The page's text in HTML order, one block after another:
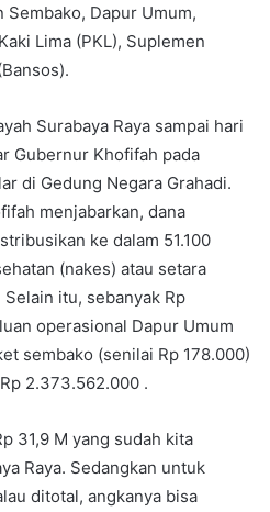
Sembako, Dapur Umum,
Lima (PKL), Suplemen
Surabaya Raya sampai hari
Gubernur Khofifah pada
di Gedung Negara Grahadi.
menjabarkan, dana
ke dalam 51.100
(nakes) atau setara
Selain itu, sebanyak Rp
operasional Dapur Umum
sembako (senilai Rp 178.000)
2.373.562.000 .
31,9 M yang sudah kita
Raya. Sedangkan untuk
ditotal, angkanya bisa